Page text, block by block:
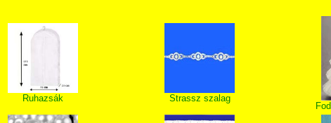
Ruhazsák Strassz szalag